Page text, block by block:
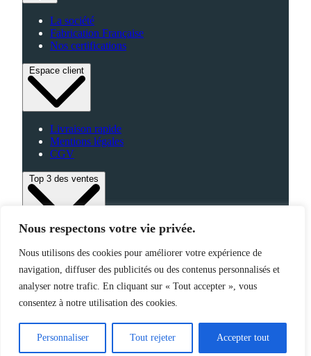
Nous respectons votre vie privée.
Nous utilisons des cookies pour améliorer votre expérience de
navigation, diffuser des publicités ou des contenus personnalisés et
analyser notre trafic. En cliquant sur « Tout accepter », vous
consentez à notre utilisation des cookies.
Personnaliser Tout rejeter Accepter tout
La société
Fabrication Française
Nos certifications
Espace client
Livraison rapide
Mentions légales
CGV
Top 3 des ventes
High-Tech
Fabriqué en France